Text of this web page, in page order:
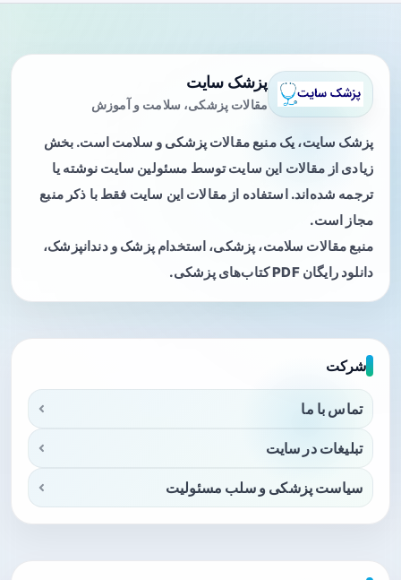
پزشک سایت
مقالات پزشکی، سلامت و آموزش
پزشک سایت، یک منبع مقالات پزشکی و سلامت است. بخش
زیادی از مقالات این سایت توسط مسئولین سایت نوشته یا
ترجمه شده‌اند. استفاده از مقالات این سایت فقط با ذکر منبع
مجاز است.
منبع مقالات سلامت، پزشکی، استخدام پزشک و دندانپزشک،
دانلود رایگان PDF کتاب‌های پزشکی.
شرکت
تماس با ما
تبلیغات در سایت
سیاست پزشکی و سلب مسئولیت